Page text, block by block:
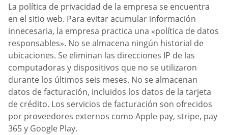
La política de privacidad de la empresa se encuentra
en el sitio web. Para evitar acumular información
innecesaria, la empresa practica una «política de datos
responsables». No se almacena ningún historial de
ubicaciones. Se eliminan las direcciones IP de las
computadoras y dispositivos que no se utilizaron
durante los últimos seis meses. No se almacenan
datos de facturación, incluidos los datos de la tarjeta
de crédito. Los servicios de facturación son ofrecidos
por proveedores externos como Apple pay, stripe, pay
365 y Google Play.